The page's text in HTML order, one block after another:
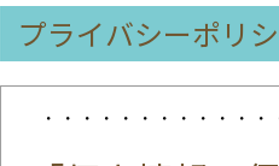
プライバシーポリ
・・・・・・・・・・・・